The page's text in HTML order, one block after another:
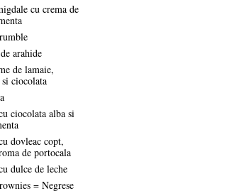
cu crema de
arahide
de lamaie,
ciocolata
ciocolata alba si
dovleac copt,
de portocala
dulce de leche
= Negrese